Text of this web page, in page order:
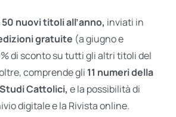
50 nuovi titoli all’anno, inviati in
gratuite (a giugno e
di sconto su tutti gli altri titoli del
comprende gli 11 numeri della
Cattolici, e la possibilità di
digitale e la Rivista online.